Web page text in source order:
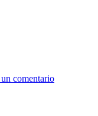
comentario